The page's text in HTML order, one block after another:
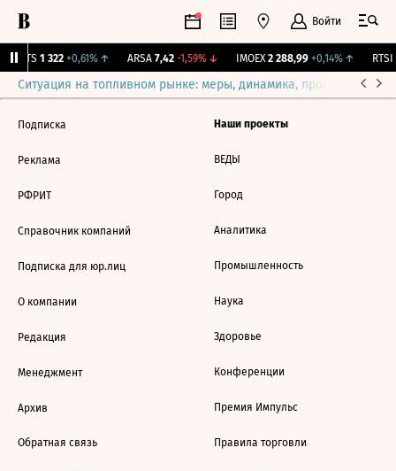
Войти
MGTS 1 322 +0,61%↑ ARSA 7,42 -1,59%↓ IMOEX 2 288,99 +0,14%↑ RTSI
Ситуация на топливном рынке: меры, динамика, прогнозы
Подписка
Реклама
РФРИТ
Справочник компаний
Подписка для юр.лиц
О компании
Редакция
Менеджмент
Архив
Обратная связь
Наши проекты
ВЕДЫ
Город
Аналитика
Промышленность
Наука
Здоровье
Конференции
Премия Импульс
Правила торговли